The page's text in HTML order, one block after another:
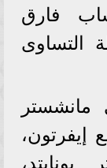
فارق
التساوى
مانشستر
إيفرتون،